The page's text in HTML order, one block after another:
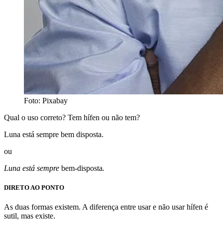
Foto: Pixabay
Qual o uso correto? Tem hífen ou não tem?
Luna está sempre bem disposta.
ou
Luna está sempre bem-disposta.
DIRETO AO PONTO
As duas formas existem. A diferença entre usar e não usar hífen é
sutil, mas existe.